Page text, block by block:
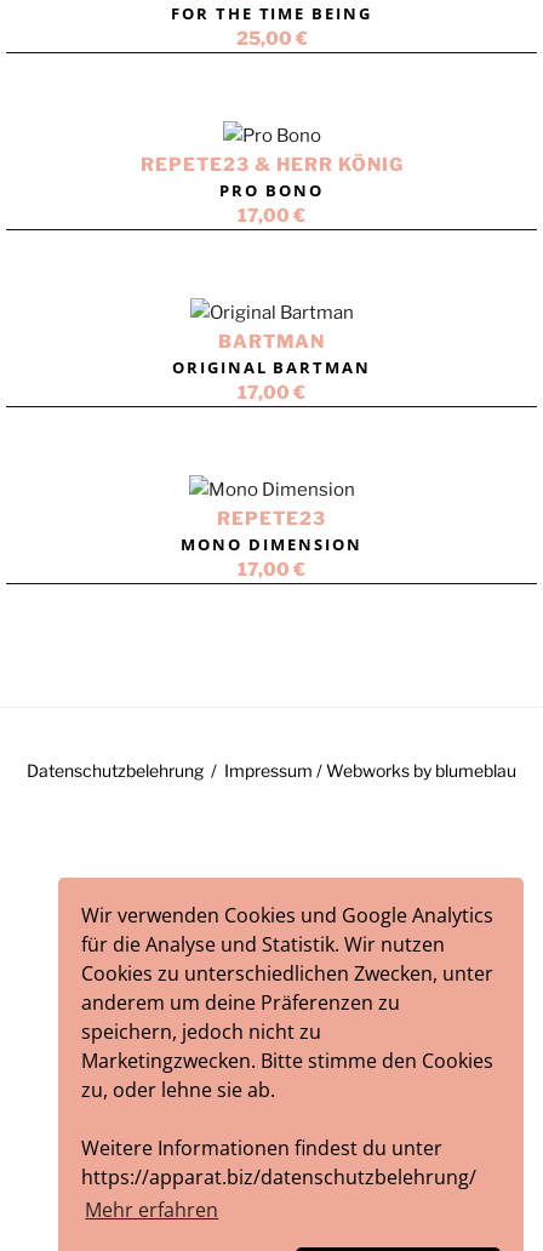
Wir verwenden Cookies und Google Analytics
für die Analyse und Statistik. Wir nutzen
Cookies zu unterschiedlichen Zwecken, unter
anderem um deine Präferenzen zu
speichern, jedoch nicht zu
Marketingzwecken. Bitte stimme den Cookies
zu, oder lehne sie ab.
Weitere Informationen findest du unter
https://apparat.biz/datenschutzbelehrung/
Mehr erfahren
FOR THE TIME BEING
25,00 €
REPETE23 & HERR KÖNIG
PRO BONO
17,00 €
BARTMAN
ORIGINAL BARTMAN
17,00 €
REPETE23
MONO DIMENSION
17,00 €
Datenschutzbelehrung Impressum / Webworks by blumeblau